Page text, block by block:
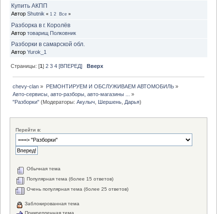
Купить АКПП
Автор Shutnik « 1 2 Все »
Разборка в г. Королёв
Автор товарищ Полковник
Разборки в самарской обл.
Автор Yurok_1
Страницы: [1]2 3 4 [ВПЕРЕД] Вверх
chevy-clan » РЕМОНТИРУЕМ И ОБСЛУЖИВАЕМ АВТОМОБИЛЬ»
Авто-сервисы, авто-разборы, авто-магазины ...
»
"Разборки" (Модераторы:Акулыч Шершень Дарья)
Перейти в:
Обычная тема
Популярная тема (более 15 ответов)
Очень популярная тема (более 25 ответов)
Заблокированная тема